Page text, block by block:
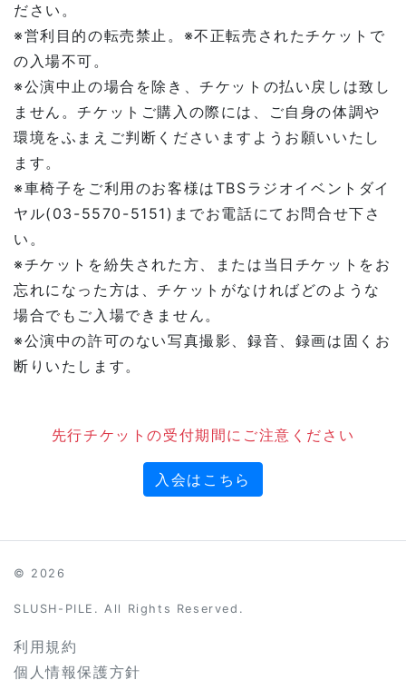
ださい。
※営利目的の転売禁止。※不正転売されたチケットで
の入場不可。
※公演中止の場合を除き、チケットの払い戻しは致し
ません。チケットご購入の際には、ご自身の体調や
環境をふまえご判断くださいますようお願いいたし
ます。
※車椅子をご利用のお客様はTBSラジオイベントダイ
ヤル(03-5570-5151)までお電話にてお問合せ下さ
い。
※チケットを紛失された方、または当日チケットをお
忘れになった方は、チケットがなければどのような
場合でもご入場できません。
※公演中の許可のない写真撮影、録音、録画は固くお
断りいたします。
先行チケットの受付期間にご注意ください
入会はこちら
© 2026
SLUSH-PILE. All Rights Reserved.
利用規約
個人情報保護方針